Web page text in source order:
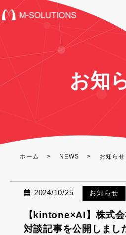
お知
ホーム NEWS お知らせ
2024/10/25 お知らせ
【kintone×AI】株式
対談記事を公開しまし